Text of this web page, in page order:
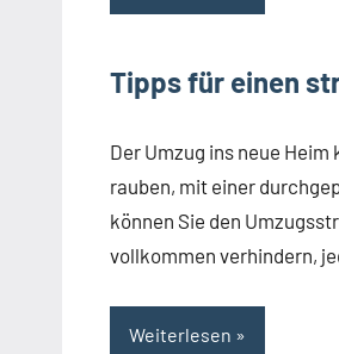
Tipps für einen
Der Umzug ins neue Heim
rauben, mit einer
können Sie den
vollkommen verhindern,
Weiterlesen